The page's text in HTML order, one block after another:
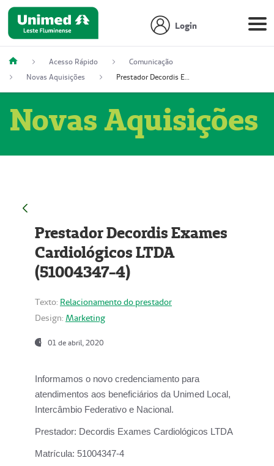
Login
Acesso Rápido
Comunicação
Novas Aquisições
Prestador Decordis Exames Cardiológicos LTDA (51004347-4)
Novas Aquisições
Prestador Decordis Exames
Cardiológicos LTDA
(51004347-4)
Texto: Relacionamento do prestador
Design: Marketing
01 de abril, 2020
Informamos o novo credenciamento para
atendimentos aos beneficiários da Unimed Local,
Intercâmbio Federativo e Nacional.
Prestador: Decordis Exames Cardiológicos LTDA
Matrícula: 51004347-4